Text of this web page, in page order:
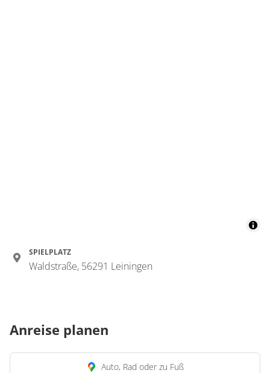
SPIELPLATZ
Waldstraße, 56291 Leiningen
Anreise planen
Auto, Rad oder zu Fuß